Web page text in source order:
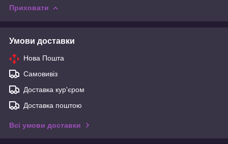
Приховати
Умови доставки
Нова Пошта
Самовивіз
Доставка кур'єром
Доставка поштою
Всі умови доставки